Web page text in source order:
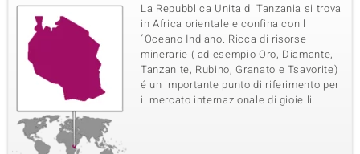
La Repubblica Unita di Tanzania si trova
in Africa orientale e confina con l
´Oceano Indiano. Ricca di risorse
minerarie ( ad esempio Oro, Diamante,
Tanzanite, Rubino, Granato e Tsavorite)
é un importante punto di riferimento per
il mercato internazionale di gioielli.